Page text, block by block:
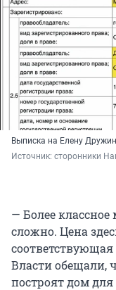
Выписка на Елену
Источник: сторонники
— Более
сложно. Цена
Власти обещали,
построят дом